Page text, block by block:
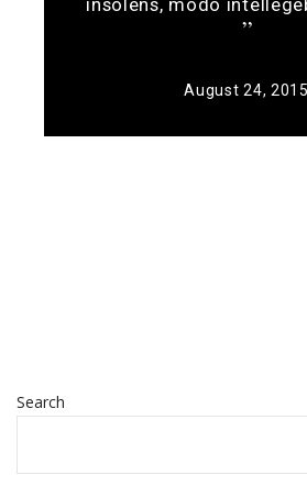
August 24, 2015
Search